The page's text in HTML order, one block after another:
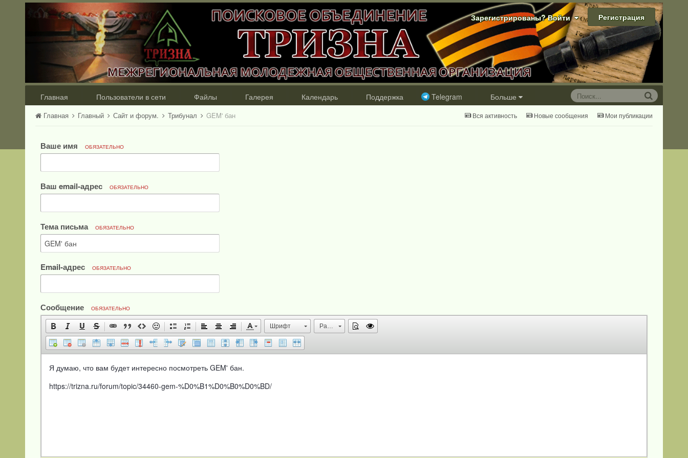
Зарегистрированы? Войти Регистрация
Главная Пользователи в сети Файлы Галерея Календарь Поддержка Telegram Больше
Вся активность Новые сообщения Мои публикации
Главная Главный Сайт и форум. Трибунал GEM' бан
Ваше имя ОБЯЗАТЕЛЬНО
Ваш email-адрес ОБЯЗАТЕЛЬНО
Тема письма ОБЯЗАТЕЛЬНО
Email-адрес ОБЯЗАТЕЛЬНО
Сообщение ОБЯЗАТЕЛЬНО
Шрифт Размер
Я думаю, что вам будет интересно посмотреть GEM' бан.
https://trizna.ru/forum/topic/34460-gem-%D0%B1%D0%B0%D0%BD/